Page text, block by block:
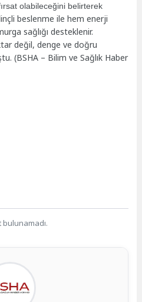
olabileceğini belirterek
beslenme ile hem enerji
sağlığı desteklenir.
değil, denge ve doğru
(BSHA – Bilim ve Sağlık Haber
bulunamadı.